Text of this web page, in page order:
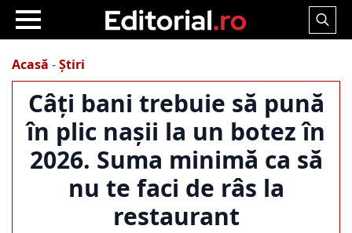
Search
Acasă -Știri
Câți bani trebuie să pună
în plic nașii la un botez în
2026. Suma minimă ca să
nu te faci de râs la
restaurant